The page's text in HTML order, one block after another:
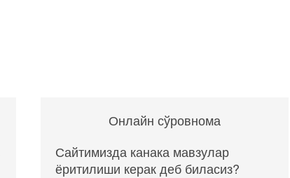
Онлайн сўровнома
Сайтимизда канака мавзулар
ёритилиши керак деб биласиз?